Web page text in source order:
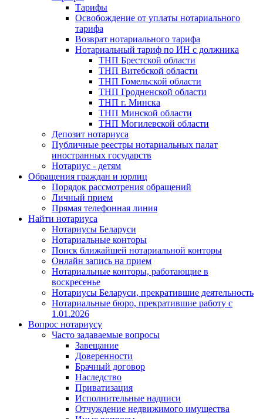
Тарифы
Освобождение от уплаты нотариального
тарифа
Возврат нотариального тарифа
Нотариальный тариф по ИН с должника
ТНП Брестской области
ТНП Витебской области
ТНП Гомельской области
ТНП Гродненской области
ТНП г. Минска
ТНП Минской области
ТНП Могилевской области
Депозит нотариуса
Публичные реестры нотариальных палат
иностранных государств
Нотариус - детям
Обращения граждан и юрлиц
Порядок рассмотрения обращений
Личный прием
Прямая телефонная линия
Найти нотариуса
Нотариусы Беларуси
Нотариальные конторы
Поиск ближайшей нотариальной конторы
Онлайн запись на прием
Нотариальные конторы, работающие в
воскресенье
Нотариусы Беларуси, прекратившие деятельность
Нотариальные бюро, прекратившие работу с
1.01.2026
Вопрос нотариусу
Часто задаваемые вопросы
Завещание
Доверенности
Брачный договор
Наследство
Приватизация
Исполнительные надписи
Отчуждение недвижимого имущества